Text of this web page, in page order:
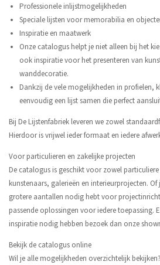
Professionele inlijstmogelijkheden
Speciale lijsten voor memorabilia en
Inspiratie en maatwerk
Onze catalogus helpt je niet alleen bij het
ook inspiratie voor het presenteren van
wanddecoratie.
Dankzij de vele mogelijkheden in profielen,
eenvoudig een lijst samen die perfect
Bij De Lijstenfabriek leveren we zowel
Hierdoor is vrijwel ieder formaat en iedere
Voor particulieren en zakelijke projecten
De catalogus is geschikt voor zowel
kunstenaars, galerieën en interieurprojecten.
grotere aantallen nodig hebt voor
passende oplossingen voor iedere toepassing.
inspiratie nodig hebben bezoek dan onze
Bekijk de catalogus online
Wil je alle mogelijkheden overzichtelijk